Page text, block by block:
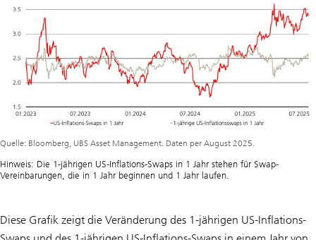
Quelle: Bloomberg, UBS Asset Management. Daten per August 2025.
Hinweis: Die 1-jährigen US-Inflations-Swaps in 1 Jahr stehen für Swap-
Vereinbarungen, die in 1 Jahr beginnen und 1 Jahr laufen.
Diese Grafik zeigt die Veränderung des 1-jährigen US-Inflations-